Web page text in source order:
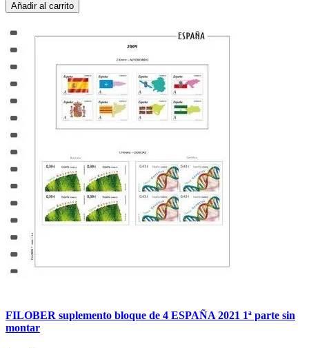
Añadir al carrito
FILOBER suplemento bloque de 4 ESPAÑA 2021 1ª parte sin
montar